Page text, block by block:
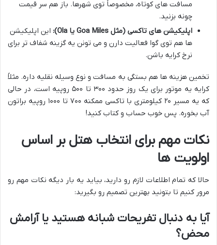
مسافت های کوتاه، مخصوصاً توی شهرها. باز هم سر قیمت
چونه بزنید.
اپلیکیشن های تاکسی (مثل Goa Miles یا Ola):
این اپلیکیشن
ها هم توی گوا فعالیت دارن و می تونن یه گزینه شفاف تر برای
نرخ کرایه باشن.
تخمین هزینه ها هم بستگی به مسافت و نوع وسیله نقلیه داره. مثلاً
کرایه یه موتور برای یک روز حدود ۳۰۰ تا ۵۰۰ روپیه است، در حالی
که یه مسیر ۲۰ کیلومتری با تاکسی ممکنه ۷۰۰ تا ۱۰۰۰ روپیه براتون
آب بخوره. پس خوب حساب و کتاب کنید!
نکات مهم برای انتخاب هتل بر اساس
اولویت ها
حالا که تمام اطلاعات لازم رو دارید، بیاید یه بار دیگه نکات مهم رو
مرور کنیم تا بتونید بهترین تصمیم رو بگیرید:
آیا به دنبال تفریحات شبانه هستید یا آرامش
محض؟